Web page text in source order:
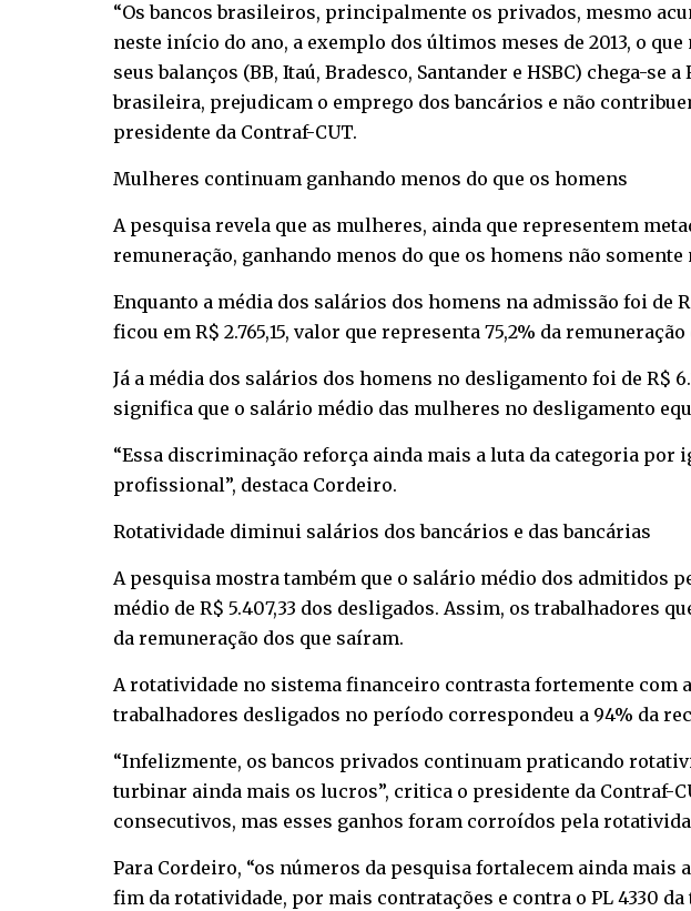
“Os bancos brasileiros, principalmente os privados, mesmo
neste início do ano, a exemplo dos últimos meses de 2013, o
seus balanços (BB, Itaú, Bradesco, Santander e HSBC) chega-
brasileira, prejudicam o emprego dos bancários e não
presidente da Contraf-CUT.
Mulheres continuam ganhando menos do que os homens
A pesquisa revela que as mulheres, ainda que representem
remuneração, ganhando menos do que os homens não
Enquanto a média dos salários dos homens na admissão foi de
ficou em R$ 2.765,15, valor que representa 75,2% da
Já a média dos salários dos homens no desligamento foi de R$
significa que o salário médio das mulheres no desligamento
“Essa discriminação reforça ainda mais a luta da categoria por
profissional”, destaca Cordeiro.
Rotatividade diminui salários dos bancários e das bancárias
A pesquisa mostra também que o salário médio dos admitidos
médio de R$ 5.407,33 dos desligados. Assim, os trabalhadores
da remuneração dos que saíram.
A rotatividade no sistema financeiro contrasta fortemente com
trabalhadores desligados no período correspondeu a 94% da
“Infelizmente, os bancos privados continuam praticando
turbinar ainda mais os lucros”, critica o presidente da Contraf-
consecutivos, mas esses ganhos foram corroídos pela
Para Cordeiro, “os números da pesquisa fortalecem ainda
fim da rotatividade, por mais contratações e contra o PL 4330